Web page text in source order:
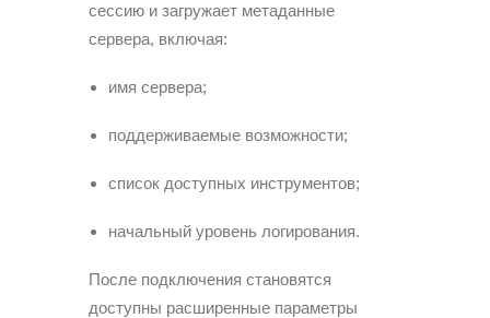
сессию и загружает метаданные
сервера, включая:
имя сервера;
поддерживаемые возможности;
список доступных инструментов;
начальный уровень логирования.
После подключения становятся
доступны расширенные параметры